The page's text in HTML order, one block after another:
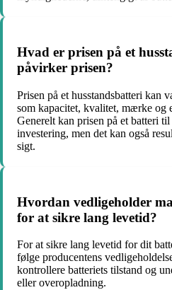
Hvad er prisen på et
påvirker prisen?
Prisen på et husstandsbatteri kan
som kapacitet, kvalitet, mærke og
Generelt kan prisen på et batteri
investering, men det kan også
sigt.
Hvordan vedligeholder
for at sikre lang levetid?
For at sikre lang levetid for dit
følge producentens
kontrollere batteriets tilstand og
eller overopladning.